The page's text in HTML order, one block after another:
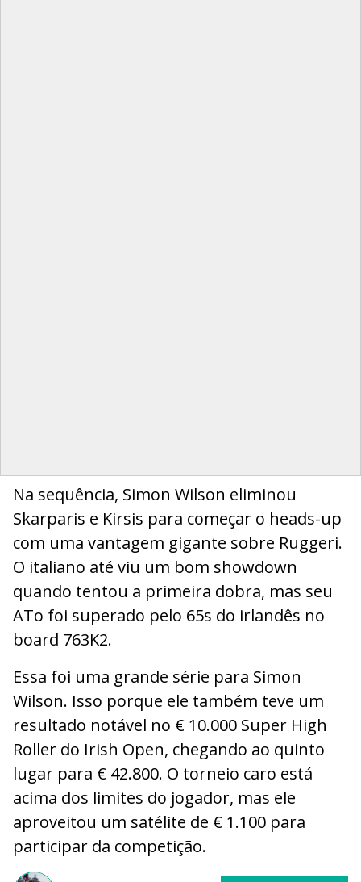
Na sequência, Simon Wilson eliminou
Skarparis e Kirsis para começar o heads-up
com uma vantagem gigante sobre Ruggeri.
O italiano até viu um bom showdown
quando tentou a primeira dobra, mas seu
ATo foi superado pelo 65s do irlandês no
board 763K2.
Essa foi uma grande série para Simon
Wilson. Isso porque ele também teve um
resultado notável no € 10.000 Super High
Roller do Irish Open, chegando ao quinto
lugar para € 42.800. O torneio caro está
acima dos limites do jogador, mas ele
aproveitou um satélite de € 1.100 para
participar da competição.